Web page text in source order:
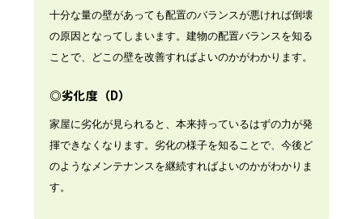
十分な量の壁があっても配置のバランスが悪ければ倒壊
の原因となってしまいます。建物の配置バランスを知る
ことで、どこの壁を改善すればよいのかがわかります。
◎劣化度（D）
家屋に劣化が見られると、本来持っているはずの力が発
揮できなくなります。劣化の様子を知ることで、今後ど
のようなメンテナンスを継続すればよいのかがわかりま
す。